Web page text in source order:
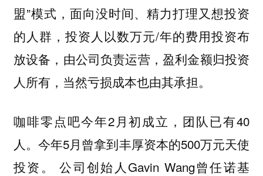
盟”模式，面向没时间、精力打理又想投资
的人群，投资人以数万元/年的费用投资布
放设备，由公司负责运营，盈利金额归投资
人所有，当然亏损成本也由其承担。
咖啡零点吧今年2月初成立，团队已有40
人。今年5月曾拿到丰厚资本的500万元天使
投资。 公司创始人Gavin Wang曾任诺基